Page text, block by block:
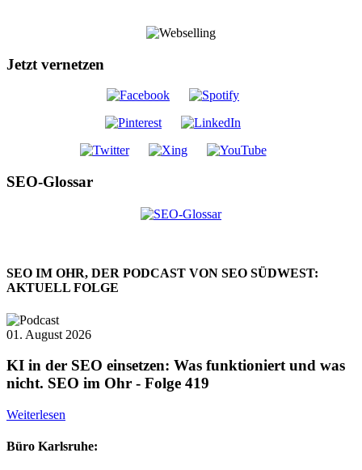
Jetzt vernetzen
SEO-Glossar
SEO IM OHR, DER PODCAST VON SEO SÜDWEST:
AKTUELL FOLGE
01. August 2026
KI in der SEO einsetzen: Was funktioniert und was
nicht. SEO im Ohr - Folge 419
Weiterlesen
Büro Karlsruhe: